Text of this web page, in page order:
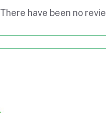
There have been no